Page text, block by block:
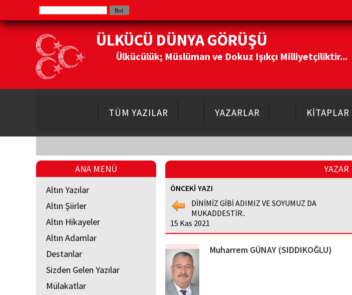
ÜLKÜCÜ DÜNYA GÖRÜŞÜ
Ülkücülük; Müslüman ve Dokuz Işıkçı Milliyetçiliktir...
TÜM YAZILAR YAZARLAR KİTAPLAR
ANA MENÜ
Altın Yazılar
Altın Şiirler
Altın Hikayeler
Altın Adamlar
Destanlar
Sizden Gelen Yazılar
Mülakatlar
YAZAR
ÖNCEKİ YAZI
DİNİMİZ GİBİ ADIMIZ VE SOYUMUZ DA
MUKADDESTİR..
15 Kas 2021
Muharrem GÜNAY (SIDDIKOĞLU)